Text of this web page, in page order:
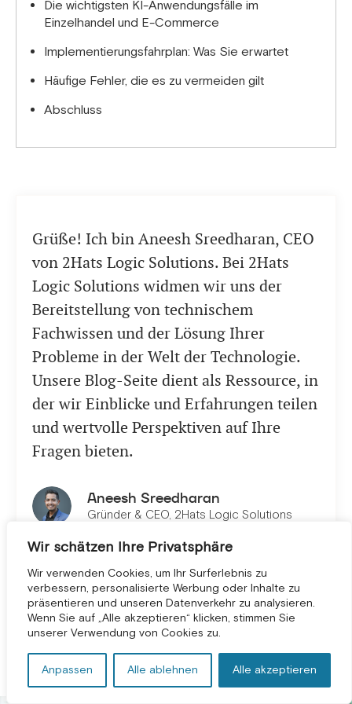
Wir schätzen Ihre Privatsphäre
Wir verwenden Cookies, um Ihr Surferlebnis zu
verbessern, personalisierte Werbung oder Inhalte zu
präsentieren und unseren Datenverkehr zu analysieren.
Wenn Sie auf „Alle akzeptieren“ klicken, stimmen Sie
unserer Verwendung von Cookies zu.
Anpassen Alle ablehnen Alle akzeptieren
KOSTENLOSE BERATUNG *
Angebote ändern. Ihr Anbieter sollte dies mit
durchführen.
Die wichtigsten KI-Anwendungsfälle im
Einzelhandel und E-Commerce
Implementierungsfahrplan: Was Sie erwartet
Häufige Fehler, die es zu vermeiden gilt
Abschluss
Grüße! Ich bin Aneesh Sreedharan, CEO
von 2Hats Logic Solutions. Bei 2Hats
Logic Solutions widmen wir uns der
Bereitstellung von technischem
Fachwissen und der Lösung Ihrer
Probleme in der Welt der Technologie.
Unsere Blog-Seite dient als Ressource, in
der wir Einblicke und Erfahrungen teilen
und wertvolle Perspektiven auf Ihre
Fragen bieten.
Aneesh Sreedharan
Gründer & CEO, 2Hats Logic Solutions
ABONNIEREN SIE UNSEREN
NEWSLETTER
Related Articles